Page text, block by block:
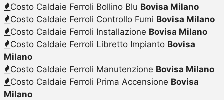
Costo Caldaie Ferroli Bollino Blu Bovisa Milano
Costo Caldaie Ferroli Controllo Fumi Bovisa Milano
Costo Caldaie Ferroli Installazione Bovisa Milano
Costo Caldaie Ferroli Libretto Impianto Bovisa
Milano
Costo Caldaie Ferroli Manutenzione Bovisa Milano
Costo Caldaie Ferroli Prima Accensione Bovisa
Milano